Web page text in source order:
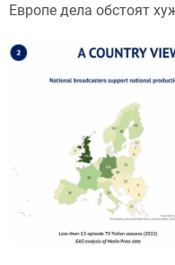
Европе дела обстоят